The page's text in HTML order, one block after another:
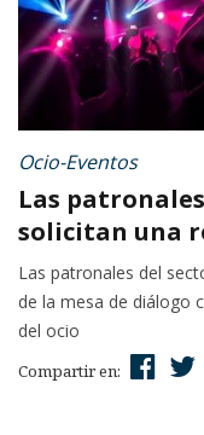
Ocio-Eventos
Las
solicitan una
Las patronales del
de la mesa de diálogo
del ocio
Compartir en: